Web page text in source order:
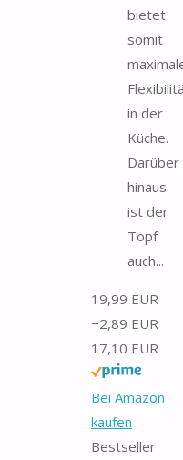
bietet
somit
in der
Küche.
Darüber
hinaus
ist der
Topf
auch...
19,99 EUR
−2,89 EUR
17,10 EUR
Bei Amazon
kaufen
Bestseller